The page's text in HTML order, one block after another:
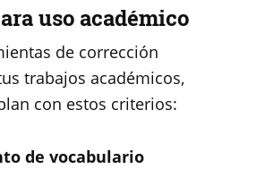
uso académico
de corrección
trabajos académicos,
con estos criterios:
de vocabulario